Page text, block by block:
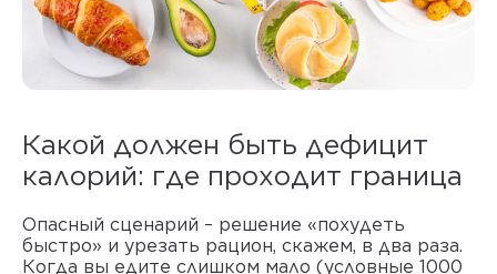
Какой должен быть дефицит
калорий: где проходит граница
Опасный сценарий – решение «похудеть
быстро» и урезать рацион, скажем, в два раза.
Когда вы едите слишком мало (условные 1000